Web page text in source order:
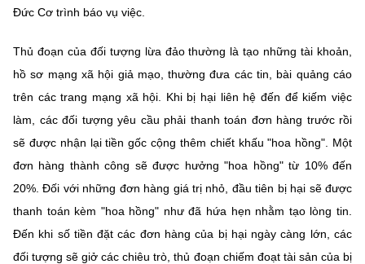
Đức Cơ trình báo vụ việc.
Thủ đoạn của đối tượng lừa đảo thường là tạo những tài khoản,
hồ sơ mạng xã hội giả mạo, thường đưa các tin, bài quảng cáo
trên các trang mạng xã hội. Khi bị hại liên hệ đến để kiếm việc
làm, các đối tượng yêu cầu phải thanh toán đơn hàng trước rồi
sẽ được nhận lại tiền gốc cộng thêm chiết khấu "hoa hồng". Một
đơn hàng thành công sẽ được hưởng "hoa hồng" từ 10% đến
20%. Đối với những đơn hàng giá trị nhỏ, đầu tiên bị hại sẽ được
thanh toán kèm "hoa hồng" như đã hứa hẹn nhằm tạo lòng tin.
Đến khi số tiền đặt các đơn hàng của bị hại ngày càng lớn, các
đối tượng sẽ giở các chiêu trò, thủ đoạn chiếm đoạt tài sản của bị